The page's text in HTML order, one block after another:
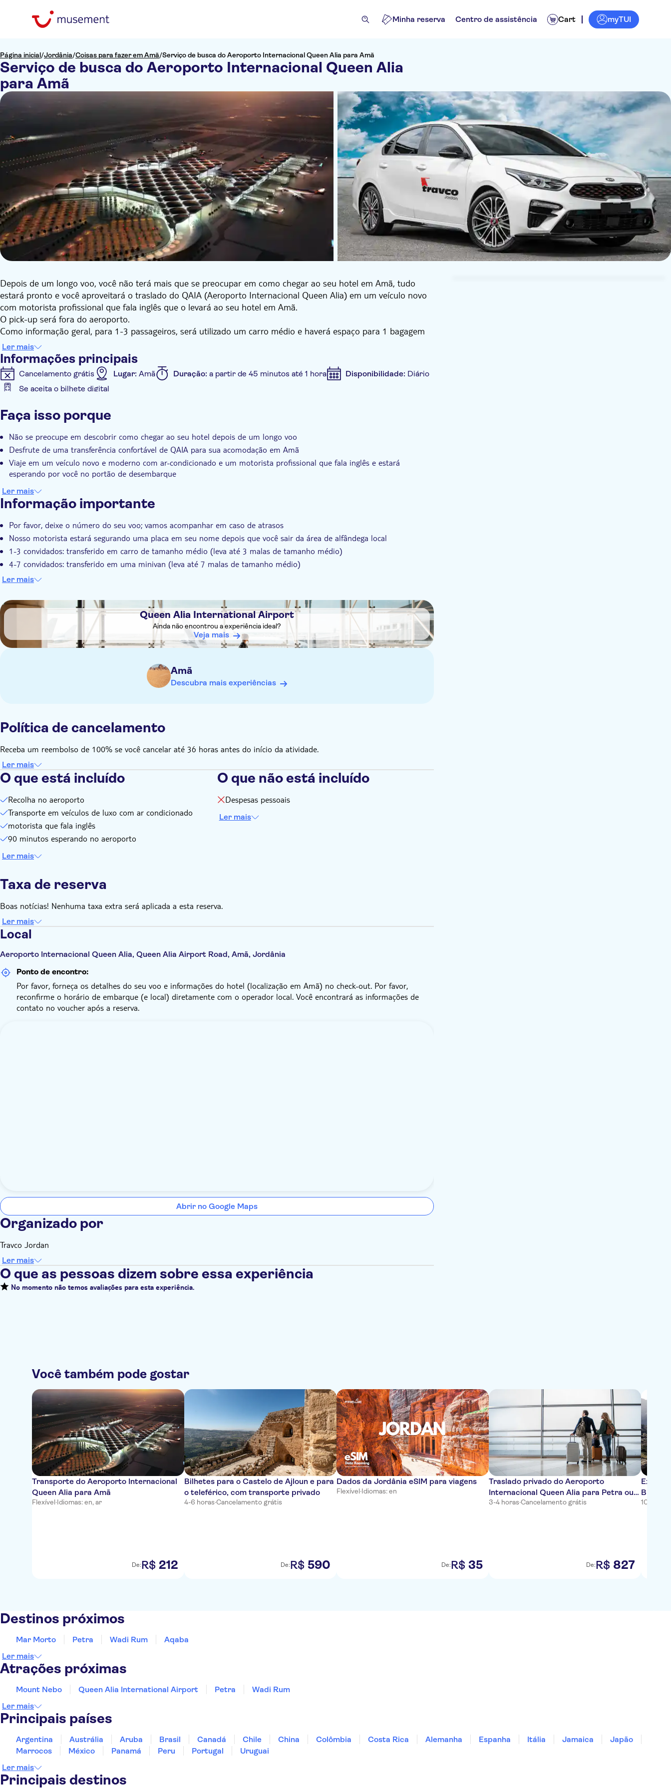
Minha reserva Centro de assistência Cart myTUI
Página inicial/Jordânia/Coisas para fazer em Amã/Serviço de busca do Aeroporto Internacional Queen Alia para Amã
Serviço de busca do Aeroporto Internacional Queen Alia
para Amã
Depois de um longo voo, você não terá mais que se preocupar em como chegar ao seu hotel em Amã, tudo
estará pronto e você aproveitará o traslado do QAIA (Aeroporto Internacional Queen Alia) em um veículo novo
com motorista profissional que fala inglês que o levará ao seu hotel em Amã.
O pick-up será fora do aeroporto.
Como informação geral, para 1-3 passageiros, será utilizado um carro médio e haverá espaço para 1 bagagem
por pessoa. Para 4-7 passageiros será utilizada uma mini-van e é permitido 1 bagagem por pessoa.
Ler mais
Informações principais
Cancelamento grátis Lugar: Amã Duração: a partir de 45 minutos até 1 hora Disponibilidade: Diário
Se aceita o bilhete digital
Confirmação instantânea
Transporte incluído
Faça isso porque
Não se preocupe em descobrir como chegar ao seu hotel depois de um longo voo
Desfrute de uma transferência confortável de QAIA para sua acomodação em Amã
Viaje em um veículo novo e moderno com ar-condicionado e um motorista profissional que fala inglês e estará
esperando por você no portão de desembarque
Ler mais
Informação importante
Por favor, deixe o número do seu voo; vamos acompanhar em caso de atrasos
Nosso motorista estará segurando uma placa em seu nome depois que você sair da área de alfândega local
1-3 convidados: transferido em carro de tamanho médio (leva até 3 malas de tamanho médio)
4-7 convidados: transferido em uma minivan (leva até 7 malas de tamanho médio)
O nosso motorista irá esperar por si durante 90 minutos, caso necessite de mais tempo poderá contactar os números
Ler mais
DSA1Queen Alia International Airport
Queen Alia International Airport
Ainda não encontrou a experiência ideal?
Veja mais
Amã
Descubra mais experiências
Política de cancelamento
Receba um reembolso de 100% se você cancelar até 36 horas antes do início da atividade.
Ler mais
O que está incluído
Recolha no aeroporto
Transporte em veículos de luxo com ar condicionado
motorista que fala inglês
90 minutos esperando no aeroporto
Ler mais
O que não está incluído
Despesas pessoais
Ler mais
Taxa de reserva
Boas notícias! Nenhuma taxa extra será aplicada a esta reserva.
Ler mais
Local
Aeroporto Internacional Queen Alia, Queen Alia Airport Road, Amã, Jordânia
Ponto de encontro:
Por favor, forneça os detalhes do seu voo e informações do hotel (localização em Amã) no check-out. Por favor,
reconfirme o horário de embarque (e local) diretamente com o operador local. Você encontrará as informações de
contato no voucher após a reserva.
Abrir no Google Maps
Organizado por
Travco Jordan
Ler mais
O que as pessoas dizem sobre essa experiência
No momento não temos avaliações para esta experiência.
Você também pode gostar
Transporte do Aeroporto Internacional
Queen Alia para Amã
Flexível·Idiomas: en, ar
De:R$ 212
Bilhetes para o Castelo de Ajloun e para
o teleférico, com transporte privado
4-6 horas·Cancelamento grátis
De:R$ 590
Dados da Jordânia eSIM para viagens
Flexível·Idiomas: en
De:R$ 35
Traslado privado do Aeroporto
Internacional Queen Alia para Petra ou
Wadi Rum
3-4 horas·Cancelamento grátis
De:R$ 827
10-11
Destinos próximos
Mar Morto Petra Wadi Rum
Aqaba
Ler mais
Atrações próximas
Mount Nebo Queen Alia International Airport Petra
Wadi Rum
Ler mais
Principais países
Argentina Austrália Aruba Brasil Canadá Chile China Colômbia Costa Rica Alemanha Espanha Itália Jamaica
Japão
Marrocos
México Panamá Peru Portugal
Uruguai
Ler mais
Principais destinos